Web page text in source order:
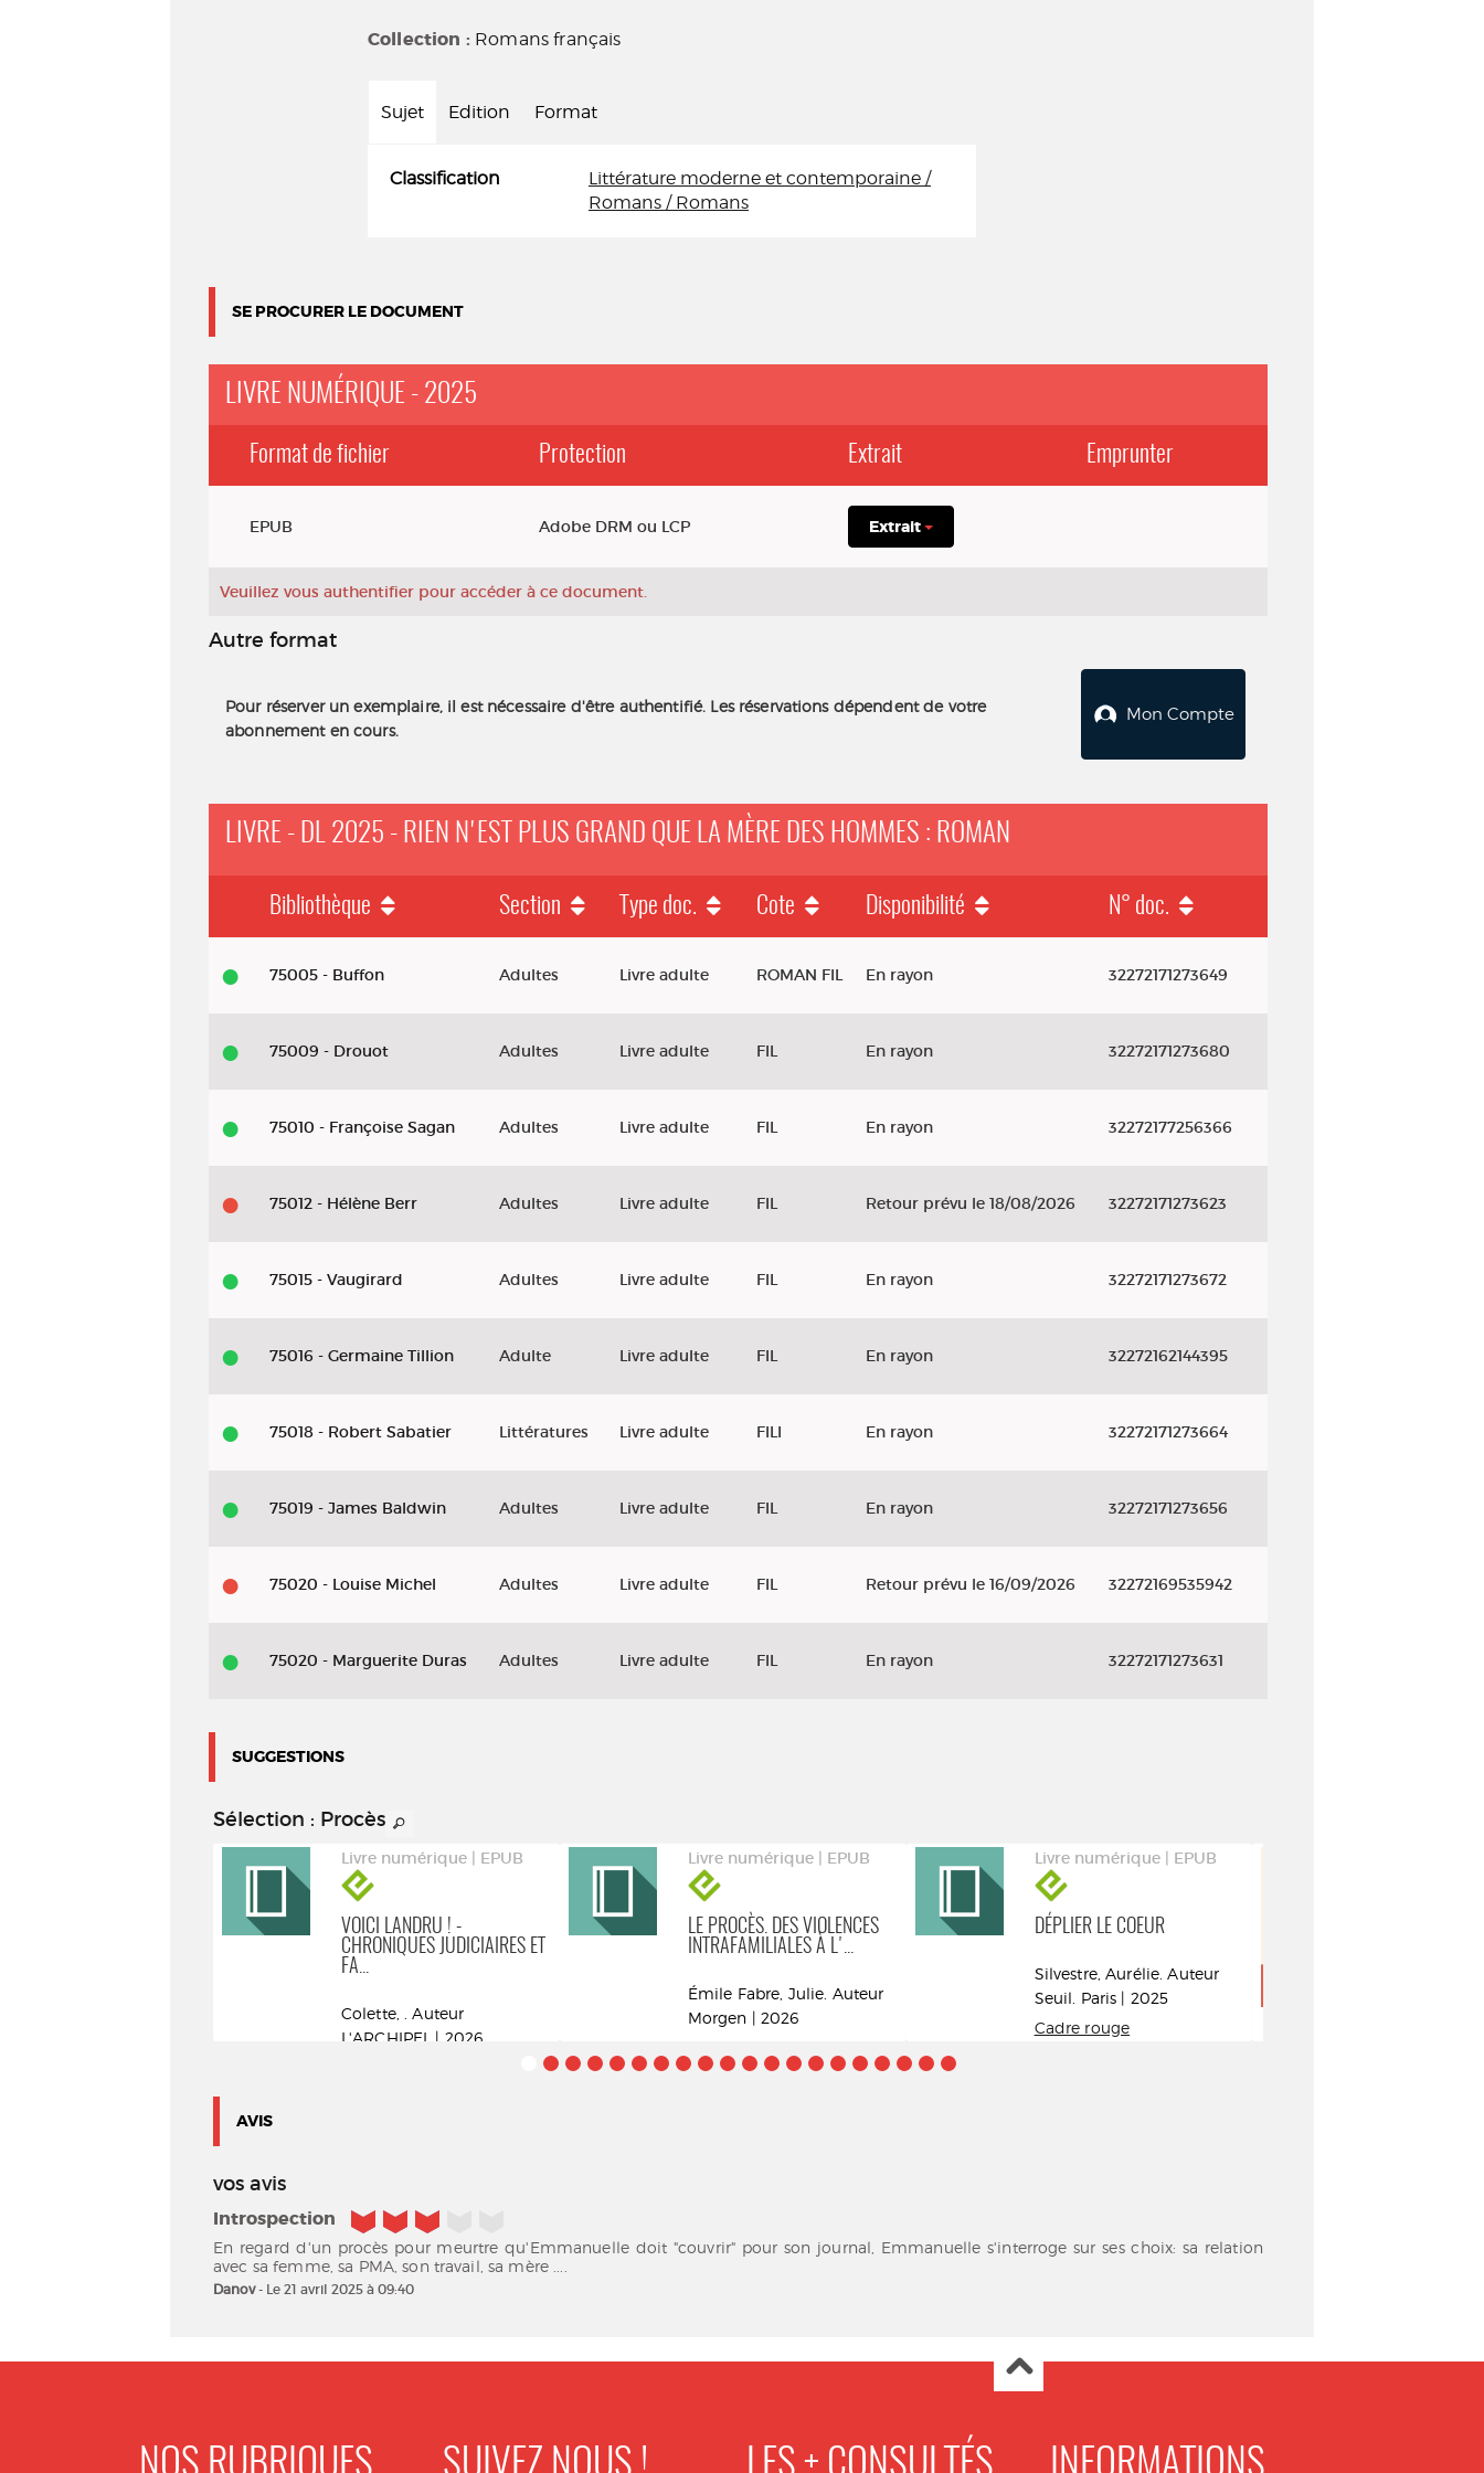
Collection : Romans français
Sujet Edition Format
Classification
Littérature moderne et contemporaine /
Romans / Romans
SE PROCURER LE DOCUMENT
LIVRE NUMÉRIQUE - 2025
Format de fichier Protection Extrait Emprunter
EPUB Adobe DRM ou LCP Extrait
Veuillez vous authentifier pour accéder à ce document.
Autre format
Pour réserver un exemplaire, il est nécessaire d'être authentifié. Les réservations dépendent de votre
abonnement en cours.
Mon Compte
LIVRE - DL 2025 - RIEN N'EST PLUS GRAND QUE LA MÈRE DES HOMMES : ROMAN
Bibliothèque Section Type doc. Cote Disponibilité N° doc.
75005 - Buffon Adultes Livre adulte ROMAN FIL En rayon 32272171273649
75009 - Drouot Adultes Livre adulte FIL En rayon 32272171273680
75010 - Françoise Sagan Adultes Livre adulte FIL En rayon 32272177256366
75012 - Hélène Berr Adultes Livre adulte FIL Retour prévu le 18/08/2026 32272171273623
75015 - Vaugirard Adultes Livre adulte FIL En rayon 32272171273672
75016 - Germaine Tillion Adulte Livre adulte FIL En rayon 32272162144395
75018 - Robert Sabatier Littératures Livre adulte FILI En rayon 32272171273664
75019 - James Baldwin Adultes Livre adulte FIL En rayon 32272171273656
75020 - Louise Michel Adultes Livre adulte FIL Retour prévu le 16/09/2026 32272169535942
75020 - Marguerite Duras Adultes Livre adulte FIL En rayon 32272171273631
SUGGESTIONS
Sélection : Procès
Livre numérique | EPUB
VOICI LANDRU ! -
CHRONIQUES JUDICIAIRES ET
FA...
Colette, . Auteur
L'ARCHIPEL | 2026
Livre numérique | EPUB
LE PROCÈS. DES VIOLENCES
INTRAFAMILIALES À L'...
Émile Fabre, Julie. Auteur
Morgen | 2026
Livre numérique | EPUB
DÉPLIER LE COEUR
Silvestre, Aurélie. Auteur
Seuil. Paris | 2025
Cadre rouge
AVIS
vos avis
Introspection 3/5
En regard d'un procès pour meurtre qu'Emmanuelle doit "couvrir" pour son journal, Emmanuelle s'interroge sur ses choix: sa relation
avec sa femme, sa PMA, son travail, sa mère ....
Danov- Le 21 avril 2025 à 09:40